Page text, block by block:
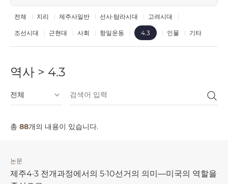
전체 지리 제주사일반 선사·탐라시대 고려시대
조선시대 근현대 사회 항일운동 4.3 인물 기타
역사 > 4.3
총 88개의 내용이 있습니다.
논문
제주4·3 전개과정에서의 5·10선거의 의미―미국의 역할을